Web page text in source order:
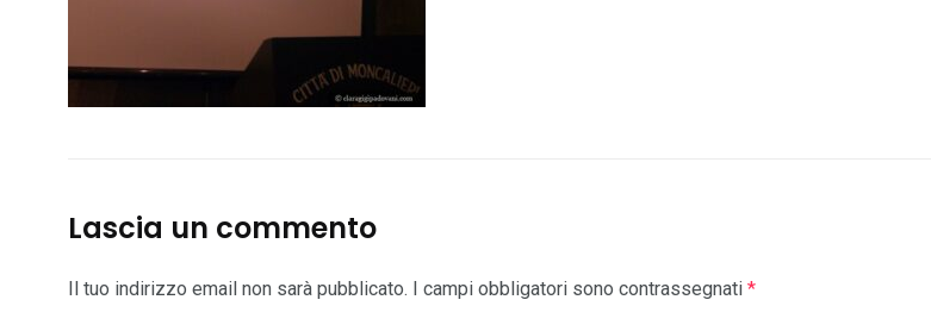
Lascia un commento
Il tuo indirizzo email non sarà pubblicato. I campi obbligatori sono contrassegnati *